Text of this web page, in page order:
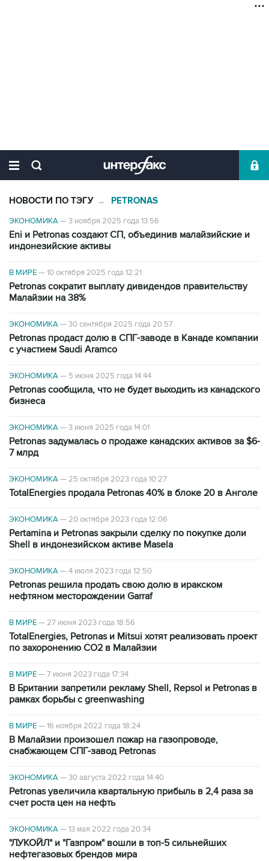
НОВОСТИ ПО ТЭГУ → PETRONAS
ЭКОНОМИКА—3 ноября 2025 года 13:56
Eni и Petronas создают СП, объединив малайзийские и
индонезийские активы
В МИРЕ—10 октября 2025 года 12:21
Petronas сократит выплату дивидендов правительству
Малайзии на 38%
ЭКОНОМИКА—30 сентября 2025 года 20:57
Petronas продаст долю в СПГ-заводе в Канаде компании
с участием Saudi Aramco
ЭКОНОМИКА— 5 июня 2025 года 14:44
Petronas сообщила, что не будет выходить из канадского
бизнеса
ЭКОНОМИКА—3 июня 2025 года 14:01
Petronas задумалась о продаже канадских активов за $6-
7 млрд
ЭКОНОМИКА—25 октября 2023 года 10:27
TotalEnergies продала Petronas 40% в блоке 20 в Анголе
ЭКОНОМИКА—20 октября 2023 года 12:06
Pertamina и Petronas закрыли сделку по покупке доли
Shell в индонезийском активе Masela
ЭКОНОМИКА—4 июля 2023 года 12:50
Petronas решила продать свою долю в иракском
нефтяном месторождении Garraf
В МИРЕ—27 июня 2023 года 18:56
TotalEnergies, Petronas и Mitsui хотят реализовать проект
по захоронению СО2 в Малайзии
В МИРЕ—7 июня 2023 года 17:34
В Британии запретили рекламу Shell, Repsol и Petronas в
рамках борьбы с greenwashing
В МИРЕ—16 ноября 2022 года 18:24
В Малайзии произошел пожар на газопроводе,
снабжающем СПГ-завод Petronas
ЭКОНОМИКА—30 августа 2022 года 14:40
Petronas увеличила квартальную прибыль в 2,4 раза за
счет роста цен на нефть
ЭКОНОМИКА—13 мая 2022 года 20:34
"ЛУКОЙЛ" и "Газпром" вошли в топ-5 сильнейших
нефтегазовых брендов мира